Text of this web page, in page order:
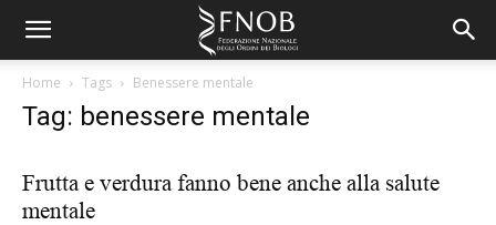
Home Tags Benessere mentale
Tag: benessere mentale
Frutta e verdura fanno bene anche alla salute
mentale